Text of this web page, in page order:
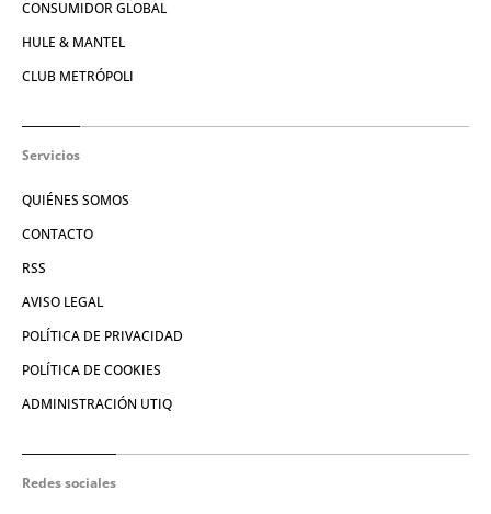
CONSUMIDOR GLOBAL
HULE & MANTEL
CLUB METRÓPOLI
Servicios
QUIÉNES SOMOS
CONTACTO
RSS
AVISO LEGAL
POLÍTICA DE PRIVACIDAD
POLÍTICA DE COOKIES
ADMINISTRACIÓN UTIQ
Redes sociales